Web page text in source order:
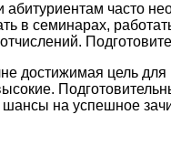
абитуриентам часто
в семинарах,
достижимая цель
на успешное